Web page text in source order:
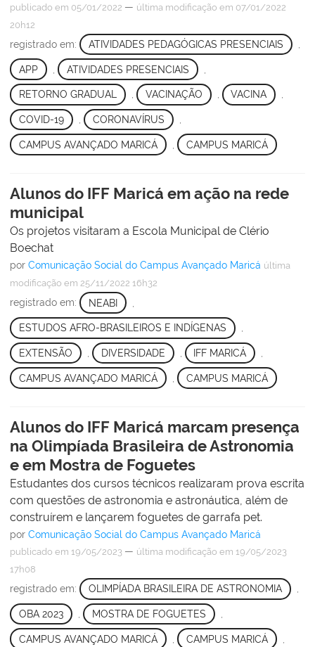
publicado em 05/01/2022 — última modificação em 07/01/2022
20h12
registrado em: ATIVIDADES PEDAGÓGICAS PRESENCIAIS
APP ATIVIDADES PRESENCIAIS
RETORNO GRADUAL , VACINAÇÃO , VACINA ,
COVID-19 CORONAVÍRUS
CAMPUS AVANÇADO MARICÁ CAMPUS MARICÁ
Alunos do IFF Maricá em ação na rede
municipal
Os projetos visitaram a Escola Municipal de Clério
Boechat
por Comunicação Social do Campus Avançado Maricá última
modificação em 25/11/2022 16h32
registrado em: NEABI
ESTUDOS AFRO-BRASILEIROS E INDÍGENAS ,
EXTENSÃO DIVERSIDADE IFF MARICÁ
CAMPUS AVANÇADO MARICÁ CAMPUS MARICÁ
Alunos do IFF Maricá marcam presença
na Olimpíada Brasileira de Astronomia
e em Mostra de Foguetes
Estudantes dos cursos técnicos realizaram prova escrita
com questões de astronomia e astronáutica, além de
construírem e lançarem foguetes de garrafa pet.
por Comunicação Social do Campus Avançado Maricá
publicado em 19/05/2023 — última modificação em 19/05/2023
17h08
registrado em: OLIMPÍADA BRASILEIRA DE ASTRONOMIA ,
OBA 2023 MOSTRA DE FOGUETES
CAMPUS AVANÇADO MARICÁ CAMPUS MARICÁ